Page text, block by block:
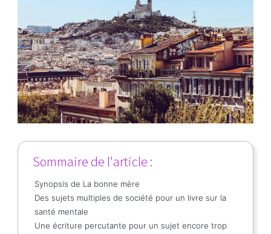
Sommaire de l'article :
Synopsis de La bonne mère
Des sujets multiples de société pour un livre sur la
santé mentale
Une écriture percutante pour un sujet encore trop